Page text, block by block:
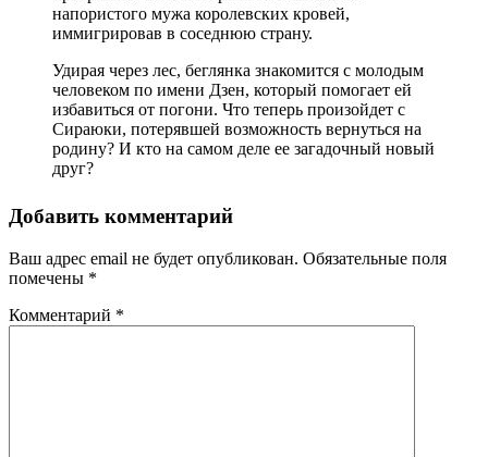
напористого мужа королевских кровей,
иммигрировав в соседнюю страну.
Удирая через лес, беглянка знакомится с молодым
человеком по имени Дзен, который помогает ей
избавиться от погони. Что теперь произойдет с
Cираюки, потерявшей возможность вернуться на
родину? И кто на самом деле ее загадочный новый
друг?
Добавить комментарий
Ваш адрес email не будет опубликован. Обязательные поля
помечены *
Комментарий *